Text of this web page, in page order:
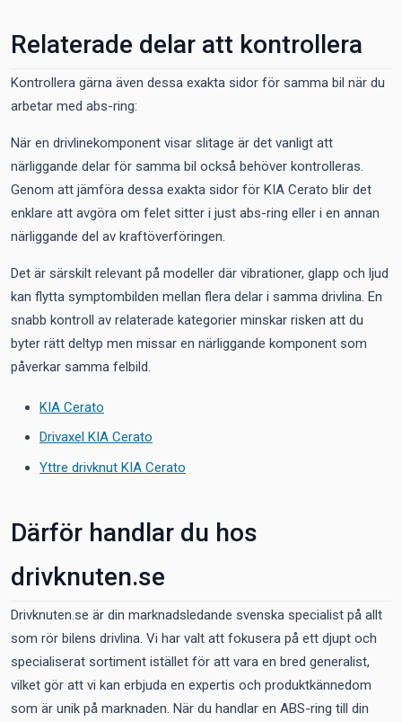
Relaterade delar att kontrollera
Kontrollera gärna även dessa exakta sidor för samma bil när du
arbetar med abs-ring:
När en drivlinekomponent visar slitage är det vanligt att
närliggande delar för samma bil också behöver kontrolleras.
Genom att jämföra dessa exakta sidor för KIA Cerato blir det
enklare att avgöra om felet sitter i just abs-ring eller i en annan
närliggande del av kraftöverföringen.
Det är särskilt relevant på modeller där vibrationer, glapp och ljud
kan flytta symptombilden mellan flera delar i samma drivlina. En
snabb kontroll av relaterade kategorier minskar risken att du
byter rätt deltyp men missar en närliggande komponent som
påverkar samma felbild.
KIA Cerato
Drivaxel KIA Cerato
Yttre drivknut KIA Cerato
Därför handlar du hos
drivknuten.se
Drivknuten.se är din marknadsledande svenska specialist på allt
som rör bilens drivlina. Vi har valt att fokusera på ett djupt och
specialiserat sortiment istället för att vara en bred generalist,
vilket gör att vi kan erbjuda en expertis och produktkännedom
som är unik på marknaden. När du handlar en ABS-ring till din